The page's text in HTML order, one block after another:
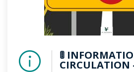
🚦
CIRCULATION